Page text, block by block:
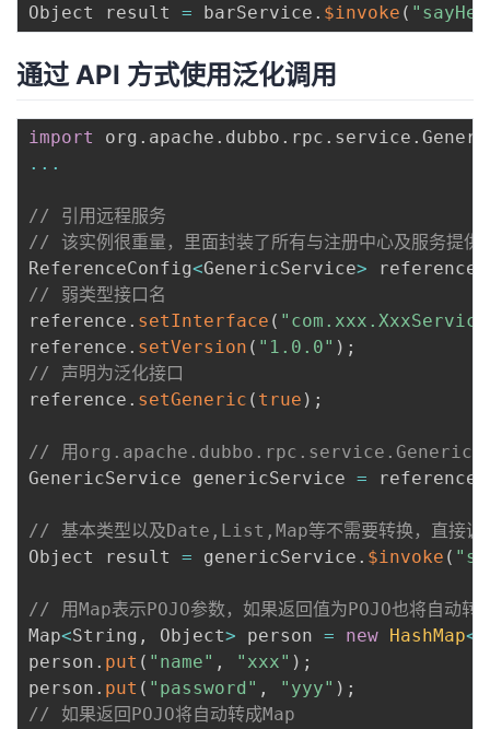
的
课
程
我
的
认
证
我
的
实
我
的
藏
技
术
支
持
的
云
声
建
Object result = barService . $invoke (
通过 API 方式使用泛化调用
import org . apache . dubbo . rpc . service .
...
// 引用远程服务
// 该实例很重量，里面封装了所有与注册中心及服务提供
ReferenceConfig<GenericService> reference
// 弱类型接口名
reference . setInterface (
reference . setVersion ( "1.0.0" ) ;
// 声明为泛化接口
reference . setGeneric ( true ) ;
// 用
GenericService genericService = reference
// 基本类型以及Date,List,Map等不需要转换，直接调
Object result = genericService . $invoke (
// 用Map表示POJO参数，如果返回值为POJO也将自动转
Map<String , Object> person = new HashMap<
person . put ( "name" , "xxx" ) ;
person . put ( "password" , "yyy" ) ;
// 如果返回POJO将自动转成Map